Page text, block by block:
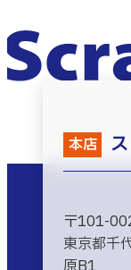
本店
〒101-
東京都千